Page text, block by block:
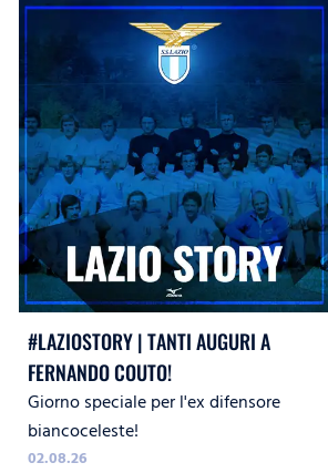
#LAZIOSTORY | TANTI AUGURI A
FERNANDO COUTO!
Giorno speciale per l'ex difensore
biancoceleste!
02.08.26